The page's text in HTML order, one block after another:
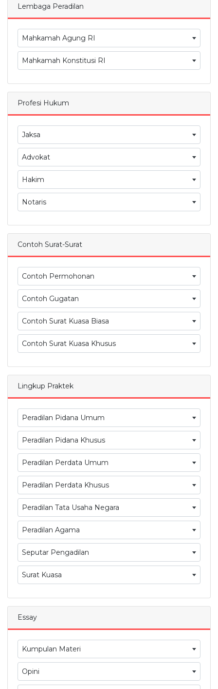
Lembaga Peradilan
Mahkamah Agung RI
Mahkamah Konstitusi RI
Profesi Hukum
Jaksa
Advokat
Hakim
Notaris
Contoh Surat-Surat
Contoh Permohonan
Contoh Gugatan
Contoh Surat Kuasa Biasa
Contoh Surat Kuasa Khusus
Lingkup Praktek
Peradilan Pidana Umum
Peradilan Pidana Khusus
Peradilan Perdata Umum
Peradilan Perdata Khusus
Peradilan Tata Usaha Negara
Peradilan Agama
Seputar Pengadilan
Surat Kuasa
Essay
Kumpulan Materi
Opini